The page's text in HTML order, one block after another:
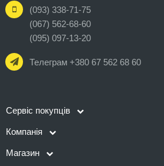
(093) 338-71-75
(067) 562-68-60
(095) 097-13-20
Телеграм +380 67 562 68 60
Сервіс покупців
Компанія
Магазин